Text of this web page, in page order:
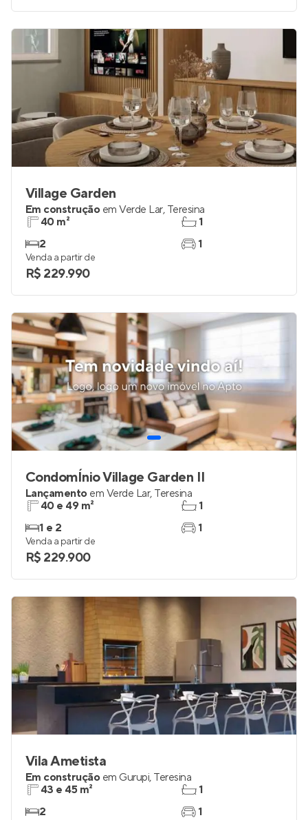
Village Garden
Em construção em Verde Lar, Teresina
40 m²
2
1
1
Venda a partir de
R$ 229.990
CondomÍnio Village Garden II
Lançamento em Verde Lar, Teresina
40 e 49 m²
1 e 2
1
1
Venda a partir de
R$ 229.900
Vila Ametista
Em construção em Gurupi, Teresina
43 e 45 m²
2
1
1